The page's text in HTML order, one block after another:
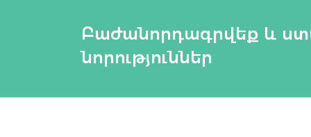
Բաժանորդագրվեք և
նորություններ